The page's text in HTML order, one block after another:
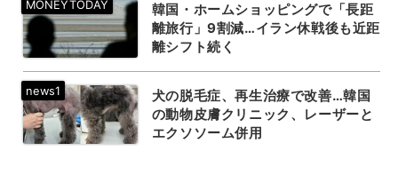
韓国・ホームショッピングで「長距
離旅行」9割減…イラン休戦後も近距
離シフト続く
犬の脱毛症、再生治療で改善…韓国
の動物皮膚クリニック、レーザーと
エクソソーム併用